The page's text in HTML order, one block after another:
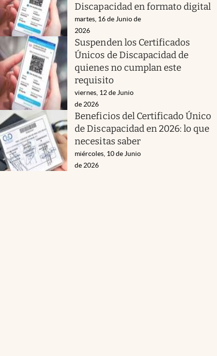
Discapacidad en formato digital
martes, 16 de Junio de
2026
Suspenden los Certificados
Únicos de Discapacidad de
quienes no cumplan este
requisito
viernes, 12 de Junio
de 2026
Beneficios del Certificado Único
de Discapacidad en 2026: lo que
necesitas saber
miércoles, 10 de Junio
de 2026